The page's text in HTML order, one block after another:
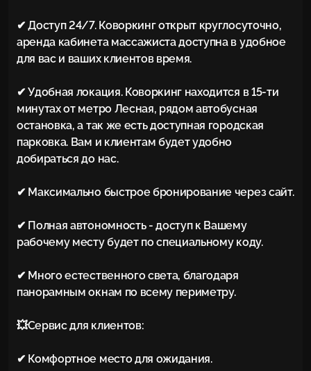
✔ Доступ 24/7. Коворкинг открыт круглосуточно,
аренда кабинета массажиста доступна в удобное
для вас и ваших клиентов время.
✔ Удобная локация. Коворкинг находится в 15-ти
минутах от метро Лесная, рядом автобусная
остановка, а так же есть доступная городская
парковка. Вам и клиентам будет удобно
добираться до нас.
✔ Максимально быстрое бронирование через сайт.
✔ Полная автономность - доступ к Вашему
рабочему месту будет по специальному коду.
✔ Много естественного света, благодаря
панорамным окнам по всему периметру.
💥Сервис для клиентов:
✔ Комфортное место для ожидания.